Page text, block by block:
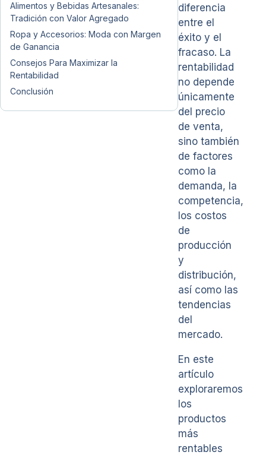
Alimentos y Bebidas Artesanales:
Tradición con Valor Agregado
Ropa y Accesorios: Moda con Margen
de Ganancia
Consejos Para Maximizar la
Rentabilidad
Conclusión
diferencia
entre el
éxito y el
fracaso. La
rentabilidad
no depende
únicamente
del precio
de venta,
sino también
de factores
como la
demanda, la
competencia,
los costos
de
producción
y
distribución,
así como las
tendencias
del
mercado.
En este
artículo
exploraremos
los
productos
más
rentables